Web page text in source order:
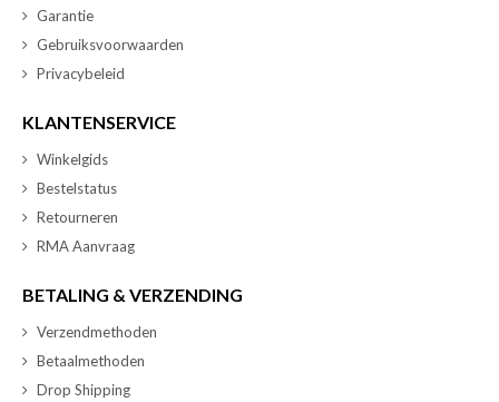
Garantie
Gebruiksvoorwaarden
Privacybeleid
KLANTENSERVICE
Winkelgids
Bestelstatus
Retourneren
RMA Aanvraag
BETALING & VERZENDING
Verzendmethoden
Betaalmethoden
Drop Shipping